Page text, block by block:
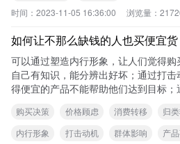
时间： 2023-11-05 16:36:00 浏览量：
如何让不那么缺钱的人也买便宜货
可以通过塑造内行形象，让人们觉得购
自己有知识，能分辨出好坏；通过打
得便宜的产品不能帮助他们达到目标；
宜
购买决策 价格顾虑 消费转移
归
内行形象
打击动机 群体影响
产